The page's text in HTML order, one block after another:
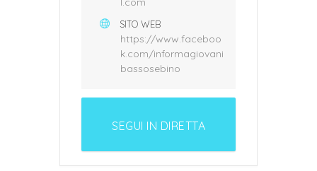
SITO WEB
https://www.faceboo
k.com/informagiovani
bassosebino
SEGUI IN DIRETTA